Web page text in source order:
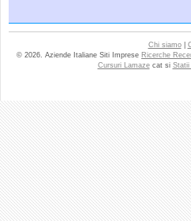
Chi siamo|
© 2026. Aziende Italiane Siti Imprese Ricerche
Cursuri Lamazecat si Statii